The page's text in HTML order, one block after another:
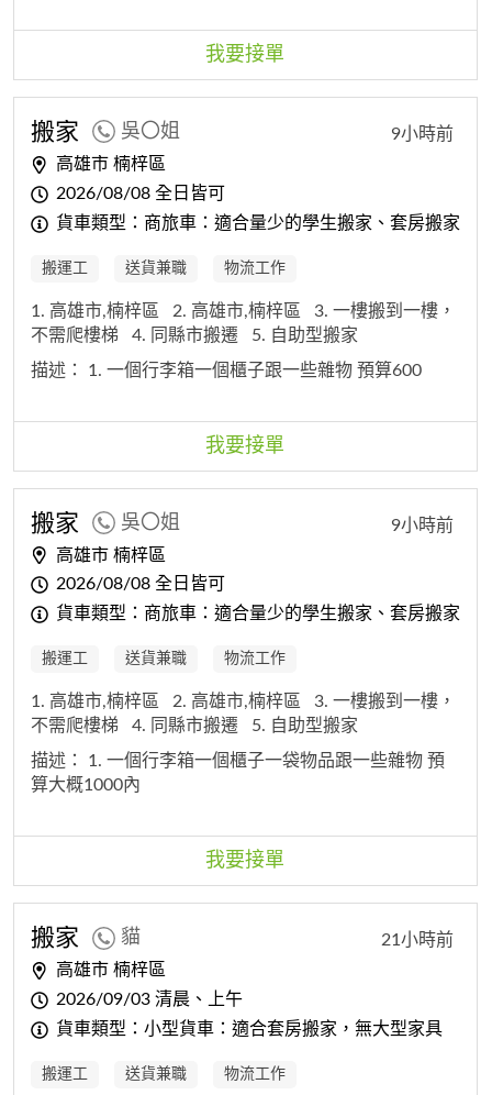
我要接單
搬家 吳〇姐
高雄市 楠梓區
2026/08/08 全日皆可
貨車類型：商旅車：適合量少的學生搬家、套房搬家
9小時前
搬運工 送貨兼職 物流工作
1. 高雄市,楠梓區 2. 高雄市,楠梓區
3. 一樓搬到一樓，
不需爬樓梯
4. 同縣市搬遷
5. 自助型搬家
描述： 1. 一個行李箱一個櫃子跟一些雜物 預算600
我要接單
搬家 吳〇姐
高雄市 楠梓區
2026/08/08 全日皆可
貨車類型：商旅車：適合量少的學生搬家、套房搬家
9小時前
搬運工 送貨兼職 物流工作
1. 高雄市,楠梓區 2. 高雄市,楠梓區
3. 一樓搬到一樓，
不需爬樓梯
4. 同縣市搬遷
5. 自助型搬家
描述： 1. 一個行李箱一個櫃子一袋物品跟一些雜物 預
算大概1000內
我要接單
搬家 貓
高雄市 楠梓區
2026/09/03 清晨、上午
貨車類型：小型貨車：適合套房搬家，無大型家具
21小時前
搬運工 送貨兼職 物流工作